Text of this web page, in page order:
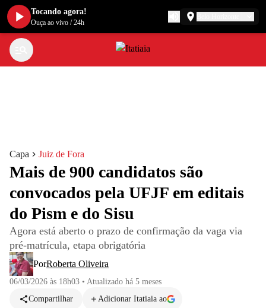
Capa Juiz de Fora
Mais de 900 candidatos são
convocados pela UFJF em editais
do Pism e do Sisu
Agora está aberto o prazo de confirmação da vaga via
pré-matrícula, etapa obrigatória
PorRoberta Oliveira
06/03/2026 às 18h03 • Atualizado há 5 meses
Compartilhar
Adicionar Itatiaia ao
Tocando agora!
Ouça ao vivo /24h